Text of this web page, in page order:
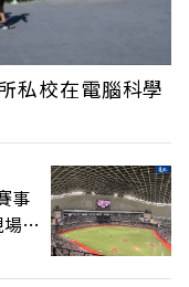
私校在電腦科學
事
效